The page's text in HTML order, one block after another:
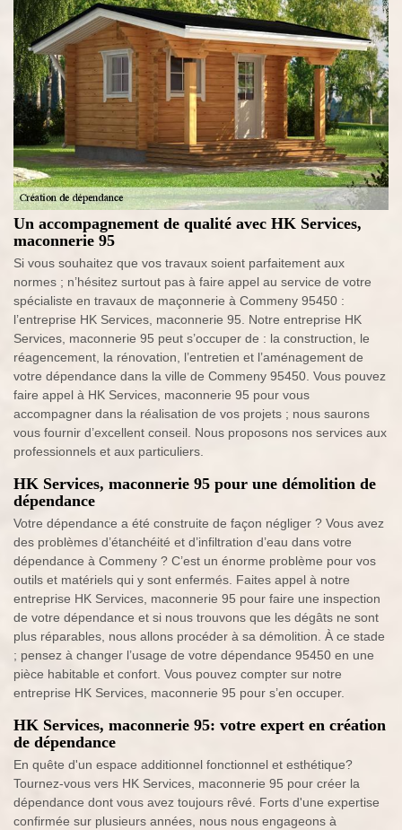
Un accompagnement de qualité avec HK Services,
maconnerie 95
Si vous souhaitez que vos travaux soient parfaitement aux
normes ; n’hésitez surtout pas à faire appel au service de votre
spécialiste en travaux de maçonnerie à Commeny 95450 :
l’entreprise HK Services, maconnerie 95. Notre entreprise HK
Services, maconnerie 95 peut s’occuper de : la construction, le
réagencement, la rénovation, l’entretien et l’aménagement de
votre dépendance dans la ville de Commeny 95450. Vous pouvez
faire appel à HK Services, maconnerie 95 pour vous
accompagner dans la réalisation de vos projets ; nous saurons
vous fournir d’excellent conseil. Nous proposons nos services aux
professionnels et aux particuliers.
HK Services, maconnerie 95 pour une démolition de
dépendance
Votre dépendance a été construite de façon négliger ? Vous avez
des problèmes d’étanchéité et d’infiltration d’eau dans votre
dépendance à Commeny ? C’est un énorme problème pour vos
outils et matériels qui y sont enfermés. Faites appel à notre
entreprise HK Services, maconnerie 95 pour faire une inspection
de votre dépendance et si nous trouvons que les dégâts ne sont
plus réparables, nous allons procéder à sa démolition. À ce stade
; pensez à changer l’usage de votre dépendance 95450 en une
pièce habitable et confort. Vous pouvez compter sur notre
entreprise HK Services, maconnerie 95 pour s’en occuper.
HK Services, maconnerie 95: votre expert en création
de dépendance
En quête d'un espace additionnel fonctionnel et esthétique?
Tournez-vous vers HK Services, maconnerie 95 pour créer la
dépendance dont vous avez toujours rêvé. Forts d'une expertise
confirmée sur plusieurs années, nous nous engageons à